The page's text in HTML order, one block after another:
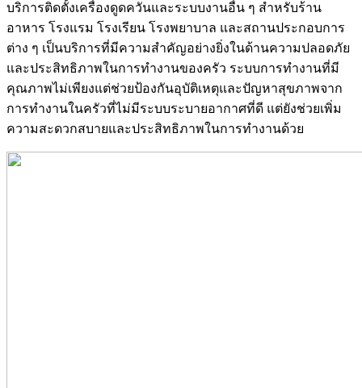
บริการติดตั้งเครื่องดูดควันและระบบงานอื่น ๆ สำหรับร้าน
อาหาร โรงแรม โรงเรียน โรงพยาบาล และสถานประกอบการ
ต่าง ๆ เป็นบริการที่มีความสำคัญอย่างยิ่งในด้านความปลอดภัย
และประสิทธิภาพในการทำงานของครัว ระบบการทำงานที่มี
คุณภาพไม่เพียงแต่ช่วยป้องกันอุบัติเหตุและปัญหาสุขภาพจาก
การทำงานในครัวที่ไม่มีระบบระบายอากาศที่ดี แต่ยังช่วยเพิ่ม
ความสะดวกสบายและประสิทธิภาพในการทำงานด้วย